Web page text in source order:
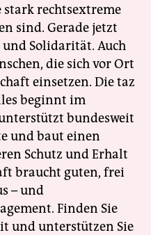
stark rechtsextreme
sind. Gerade jetzt
Solidarität. Auch
die sich vor Ort
einsetzen. Die taz
beginnt im
bundesweit
und baut einen
Schutz und Erhalt
braucht guten, frei
– und
Finden Sie
und unterstützen Sie